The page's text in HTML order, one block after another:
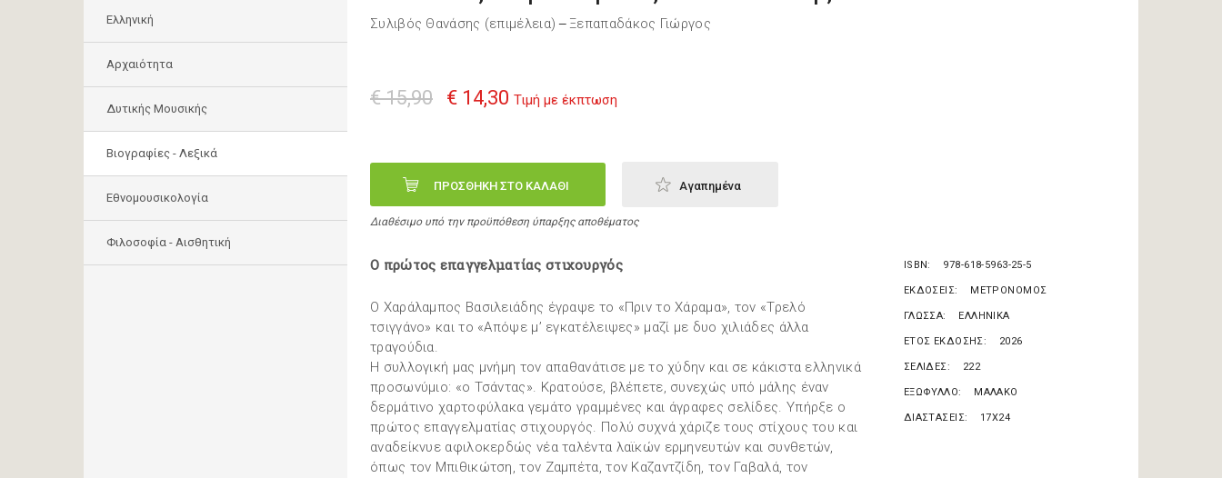
Ελληνική
Αρχαιότητα
Δυτικής Μουσικής
Βιογραφίες - Λεξικά
Εθνομουσικολογία
Φιλοσοφία - Αισθητική
Συλιβός Θανάσης (επιμέλεια) — Ξεπαπαδάκος Γιώργος
€ 15,90 € 14,30 Τιμή με έκπτωση
ΠΡΟΣΘΗΚΗ ΣΤΟ ΚΑΛΑΘΙ Αγαπημένα
Διαθέσιμο υπό την προϋπόθεση ύπαρξης αποθέματος
Ο πρώτος επαγγελματίας στιχουργός
Ο Χαράλαμπος Βασιλειάδης έγραψε το «Πριν το Χάραμα», τον «Τρελό
τσιγγάνο» και το «Απόψε μ’ εγκατέλειψες» μαζί με δυο χιλιάδες άλλα
τραγούδια.
Η συλλογική μας μνήμη τον απαθανάτισε με το χύδην και σε κάκιστα ελληνικά
προσωνύμιο: «ο Τσάντας». Κρατούσε, βλέπετε, συνεχώς υπό μάλης έναν
δερμάτινο χαρτοφύλακα γεμάτο γραμμένες και άγραφες σελίδες. Υπήρξε ο
πρώτος επαγγελματίας στιχουργός. Πολύ συχνά χάριζε τους στίχους του και
αναδείκνυε αφιλοκερδώς νέα ταλέντα λαϊκών ερμηνευτών και συνθετών,
όπως τον Μπιθικώτση, τον Ζαμπέτα, τον Καζαντζίδη, τον Γαβαλά, τον
ISBN 978-618-5963-25-5
ΕΚΔΟΣΕΙΣ ΜΕΤΡΟΝΟΜΟΣ
ΓΛΩΣΣΑ ΕΛΛΗΝΙΚΑ
ΕΤΟΣ ΕΚΔΟΣΗΣ 2026
ΣΕΛΙΔΕΣ 222
ΕΞΩΦΥΛΛΟ ΜΑΛΑΚΟ
ΔΙΑΣΤΑΣΕΙΣ 17X24